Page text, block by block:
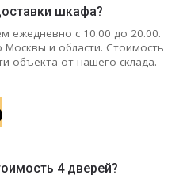
шкафа?
ежедневно с 10.00 до 20.00.
и области. Стоимость
объекта от нашего склада.
4 дверей?